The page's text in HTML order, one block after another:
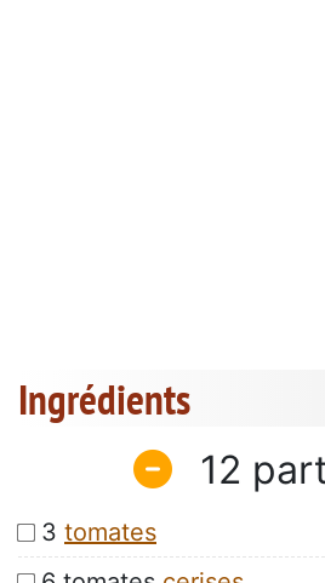
Ingrédients
12
3 tomates